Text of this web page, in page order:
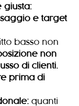
giusta:
e target
basso non
non
di clienti.
prima di
quanti